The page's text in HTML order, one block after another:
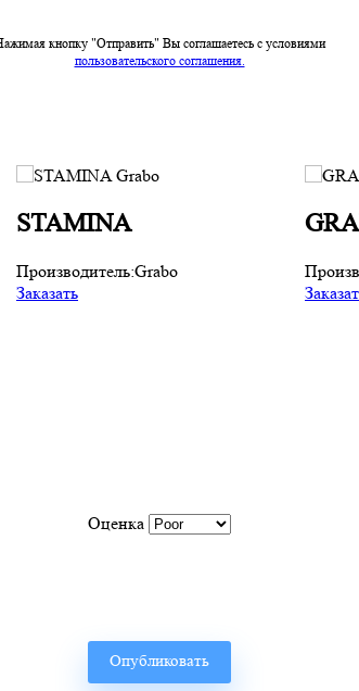
кнопку "Отправить" Вы соглашаетесь c условиями
пользовательского соглашения.
STAMINA
Производитель:Grabo
Заказать
Оценка